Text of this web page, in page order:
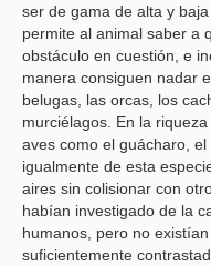
ser de gama de alta y
permite al animal saber a
obstáculo en cuestión, e
manera consiguen nadar
belugas, las orcas, los
murciélagos. En la
aves como el guácharo,
igualmente de esta
aires sin colisionar con
habían investigado de la
humanos, pero no
suficientemente